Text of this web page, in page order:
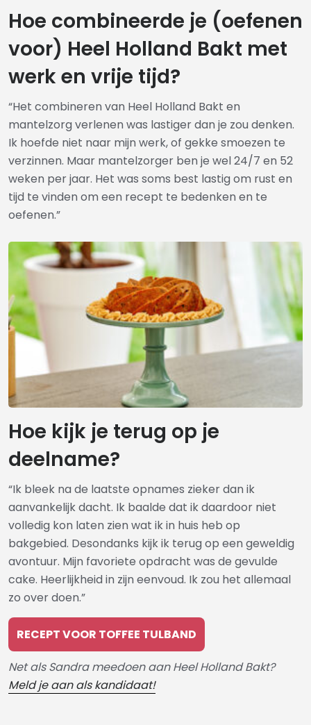
Hoe combineerde je (oefenen
voor) Heel Holland Bakt met
werk en vrije tijd?
“Het combineren van Heel Holland Bakt en
mantelzorg verlenen was lastiger dan je zou denken.
Ik hoefde niet naar mijn werk, of gekke smoezen te
verzinnen. Maar mantelzorger ben je wel 24/7 en 52
weken per jaar. Het was soms best lastig om rust en
tijd te vinden om een recept te bedenken en te
oefenen.”
Hoe kijk je terug op je
deelname?
“Ik bleek na de laatste opnames zieker dan ik
aanvankelijk dacht. Ik baalde dat ik daardoor niet
volledig kon laten zien wat ik in huis heb op
bakgebied. Desondanks kijk ik terug op een geweldig
avontuur. Mijn favoriete opdracht was de gevulde
cake. Heerlijkheid in zijn eenvoud. Ik zou het allemaal
zo over doen.”
RECEPT VOOR TOFFEE TULBAND
Net als Sandra meedoen aan Heel Holland Bakt?
Meld je aan als kandidaat!